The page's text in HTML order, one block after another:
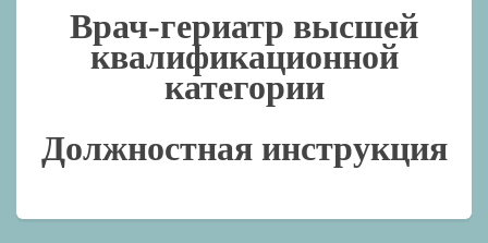
Врач-гериатр высшей
квалификационной
категории
Должностная инструкция